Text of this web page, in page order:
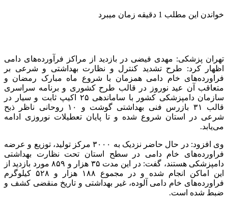
خواندن این مطلب 1 دقیقه زمان میبرد
تهران پزشکی: مهدی فیضی در بازدید از مراکز فرآورده‌های دامی
اظهار کرد: طرح تشدید کنترل و نظارت بهداشتی و شرعی بر
فراورده‌های خام دامی همزمان با شروع ماه مبارک رمضان و
متعاقب آن عید نوروز در قالب طرح کشوری و برنامه سراسری
سازمان دامپزشکی کشور با ساماندهی ۲۵ اکیپ ثابت و سیار در
قالب ۳۱ بازرس فنی بهداشتی گوشت و ۱۰ روحانی ناظر ذبح
شرعی در استان شروع شده و تا پایان تعطیلات نوروزی ادامه
می‌یابد.
وی افزود: در حال حاضر نزدیک به ۳۰۰۰ مرکز تولید، توزیع و عرضه
فراورده‌های خام دامی در سطح استان تحت نظارت بهداشتی
دامپزشکی هستند، گفت: در این مدت ۳۵ هزار و ۸۵۹ مورد بازدید از
این اماکن انجام شده و در مجموع ۱۸۸ هزار و ۵۲۸ کیلوگرم
فراورده‌های خام دامی آلوده، غیر بهداشتی و تاریخ منقضی کشف و
ضبط شده است.